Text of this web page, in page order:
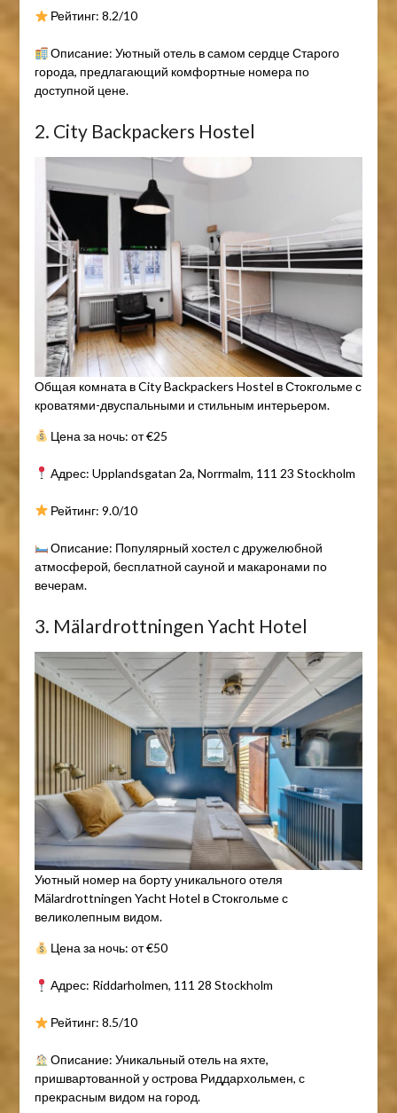
Рейтинг: 8.2/10
Описание: Уютный отель в самом сердце Старого
города, предлагающий комфортные номера по
доступной цене.
2. City Backpackers Hostel
Общая комната в City Backpackers Hostel в Стокгольме с
кроватями-двуспальными и стильным интерьером.
Цена за ночь: от €25
Адрес: Upplandsgatan 2a, Norrmalm, 111 23 Stockholm
Рейтинг: 9.0/10
Описание: Популярный хостел с дружелюбной
атмосферой, бесплатной сауной и макаронами по
вечерам.
3. Mälardrottningen Yacht Hotel
Уютный номер на борту уникального отеля
Mälardrottningen Yacht Hotel в Стокгольме с
великолепным видом.
Цена за ночь: от €50
Адрес: Riddarholmen, 111 28 Stockholm
Рейтинг: 8.5/10
Описание: Уникальный отель на яхте,
пришвартованной у острова Риддархольмен, с
прекрасным видом на город.